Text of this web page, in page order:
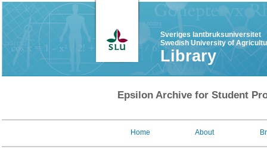
Sveriges lantbruksuniversitet
Swedish University of
Library
Epsilon Archive for Student
Home About